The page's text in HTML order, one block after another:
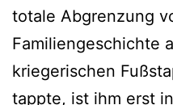
totale Abgrenzung
Familiengeschichte
kriegerischen
tappte, ist ihm erst